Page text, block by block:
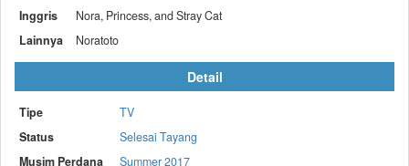
Inggris
Nora, Princess, and Stray Cat
Lainnya
Noratoto
Detail
Tipe
TV
Status
Selesai Tayang
Musim Perdana
Summer 2017